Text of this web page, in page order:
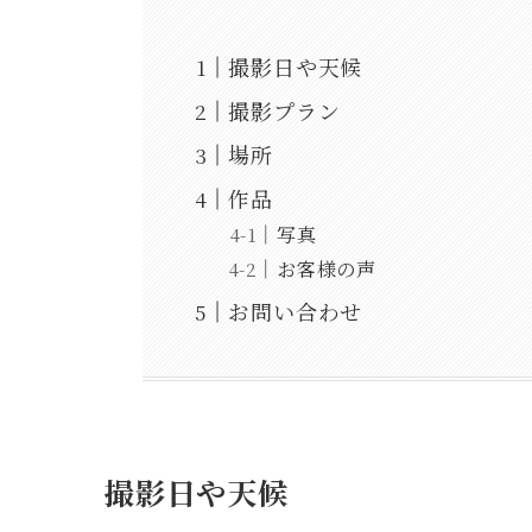
撮影日や天候
撮影プラン
場所
作品
写真
お客様の声
お問い合わせ
撮影日や天候